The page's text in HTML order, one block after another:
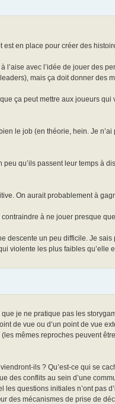
en place pour créer des
l’aise avec l’idée de jouer des
mais ça doit donner des
ça peut mettre aux joueurs qui
le job (en théorie, hein. Je n’ai
qu’ils passent leur temps à
On aurait probablement à
à ne jouer presque
descente un peu difficile. Je sais
violente les plus faibles qu’elle
je ne pratique pas les
de vue ou d’un point de vue
mêmes reproches peuvent
ils ? Qu’est-ce qui se
des conflits au sein d’une
les questions initiales n’ont pas
des mécanismes de prise de